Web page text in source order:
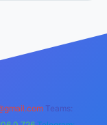
Teams: